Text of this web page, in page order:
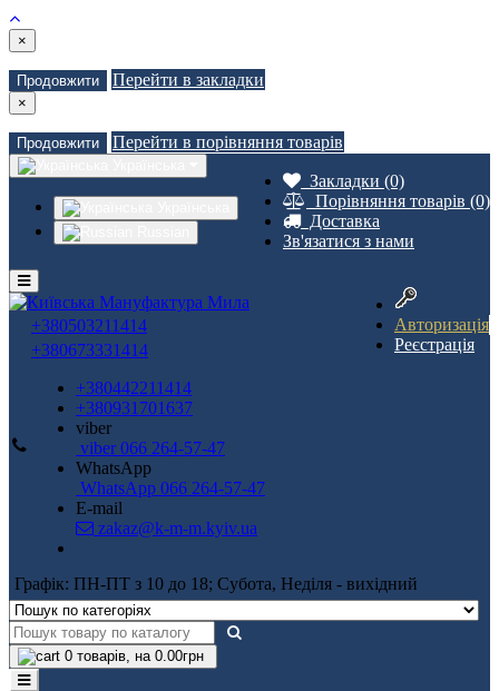
×
Продовжити Перейти в закладки
×
Продовжити Перейти в порівняння товарів
Закладки (0)
Порівняння товарів (0)
Доставка
Зв'язатися з нами
Авторизація
Реєстрація
+380503211414
+380673331414
+380442211414
+380931701637
viber
viber 066 264-57-47
WhatsApp
WhatsApp 066 264-57-47
E-mail
zakaz@k-m-m.kyiv.ua
Графік: ПН-ПТ з 10 до 18; Субота, Неділя - вихідний
0 товарів, на 0.00грн